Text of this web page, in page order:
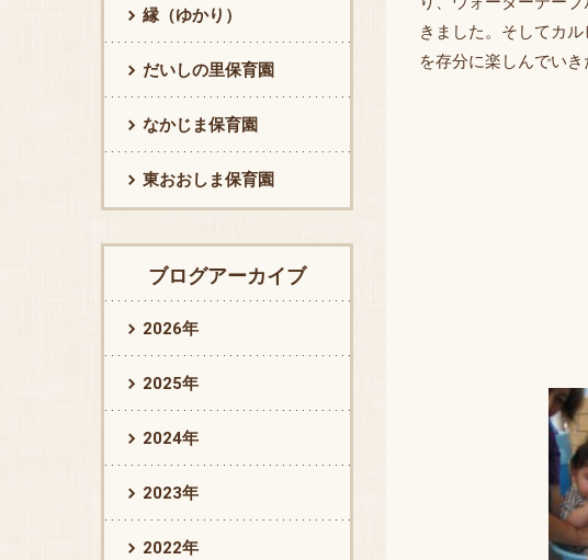
きました。そしてカ
を存分に楽しんでいき
縁（ゆかり）
だいしの里保育園
なかじま保育園
東おおしま保育園
ブログアーカイブ
2026年
2025年
2024年
2023年
2022年